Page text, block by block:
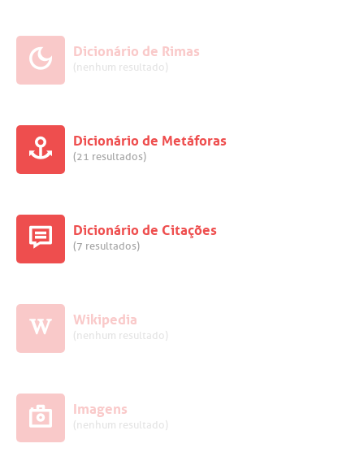
Dicionário de Rimas
(nenhum resultado)
Dicionário de Metáforas
(21 resultados)
Dicionário de Citações
(7 resultados)
Wikipedia
(nenhum resultado)
Imagens
(nenhum resultado)